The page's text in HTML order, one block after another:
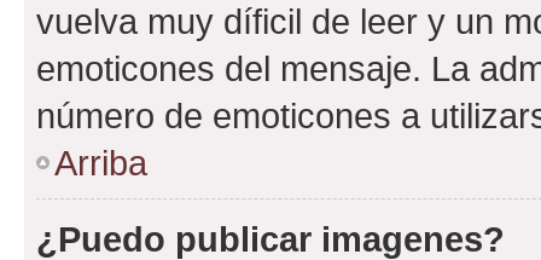
vuelva muy díficil de leer y un
emoticones del mensaje. La
número de emoticones a
Arriba
¿Puedo publicar imagenes?